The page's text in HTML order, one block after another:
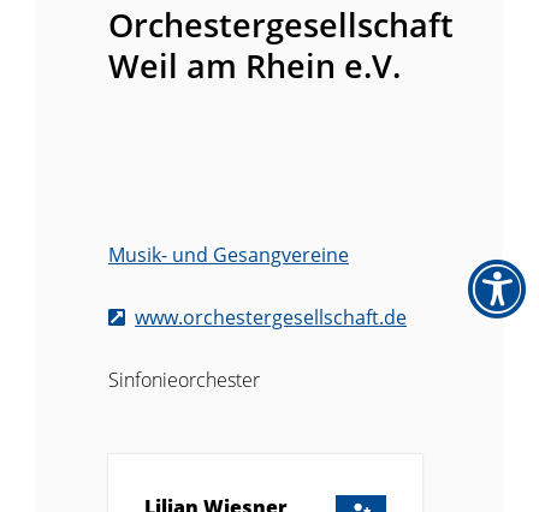
Orchestergesellschaft
Weil am Rhein e.V.
www.orchestergesellschaft.de
Sinfonieorchester
Musik- und Gesangvereine